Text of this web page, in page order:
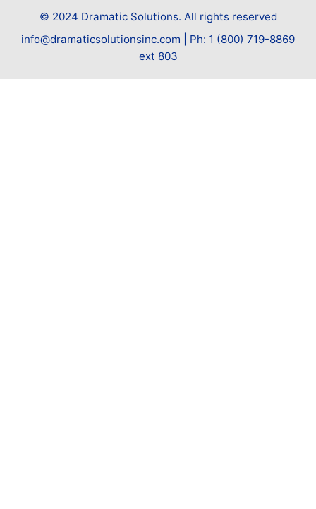
© 2024 Dramatic Solutions. All rights reserved
info@dramaticsolutionsinc.com | Ph: 1 (800) 719-8869
ext 803